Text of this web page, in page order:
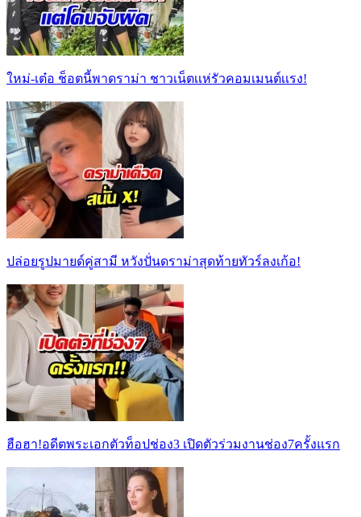
ใหม่-เต๋อ ช็อตนี้พาดราม่า ชาวเน็ตเเห่รัวคอมเมนต์เเรง!
ปล่อยรูปมายด์คู่สามี หวังปั่นดราม่าสุดท้ายทัวร์ลงเก้อ!
ฮือฮา!อดีตพระเอกตัวท็อปช่อง3 เปิดตัวร่วมงานช่อง7ครั้งแรก